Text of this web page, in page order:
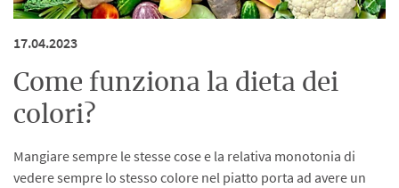
17.04.2023
Come funziona la dieta dei
colori?
Mangiare sempre le stesse cose e la relativa monotonia di
vedere sempre lo stesso colore nel piatto porta ad avere un